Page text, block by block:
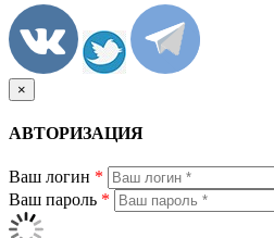
×
АВТОРИЗАЦИЯ
Ваш логин *
Ваш пароль *